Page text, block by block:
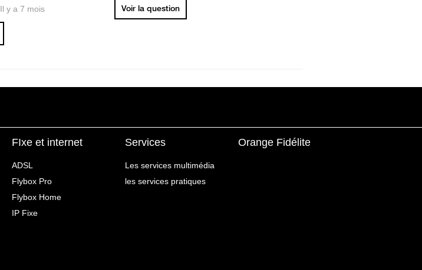
Il y a 7 mois Voir la question
FIxe et internet
ADSL
Flybox Pro
Flybox Home
IP Fixe
Services
Les services multimédia
les services pratiques
Orange Fidélite